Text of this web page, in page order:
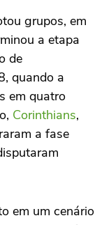
grupos, em
a etapa
de
quando a
em quatro
Corinthians,
a fase
em um cenário